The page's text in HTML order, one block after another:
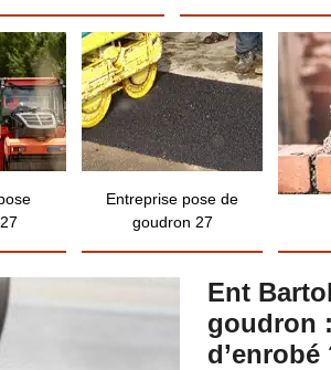
Entreprise pose de
goudron 27
Ent
goudron
d’enrobé